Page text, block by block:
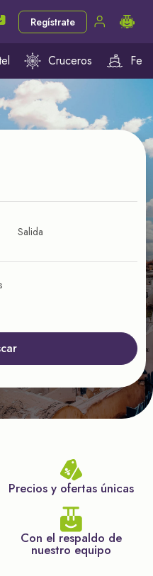
Regístrate
Cruceros
TROTE?
Salida
Precios y ofertas únicas
Con el respaldo de
nuestro equipo